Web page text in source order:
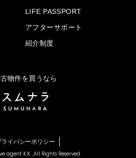
LIFE PASSPORT
アフターサポート
紹介制度
物件を買うなら
ライバシーポリシー
agent K.K. ,All Rights Reserved.